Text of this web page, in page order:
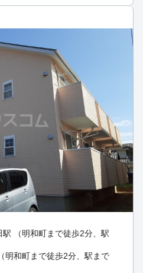
（明和町まで徒歩2分、駅
明和町まで徒歩2分、駅まで